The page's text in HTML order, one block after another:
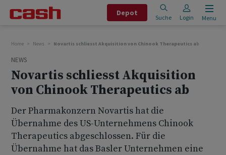
Depot
Suche Login Menu
Home News Novartis schliesst Akquisition von Chinook Therapeutics ab
NEWS
Novartis schliesst Akquisition
von Chinook Therapeutics ab
Der Pharmakonzern Novartis hat die
Übernahme des US-Unternehmens Chinook
Therapeutics abgeschlossen. Für die
Übernahme hat das Basler Unternehmen eine